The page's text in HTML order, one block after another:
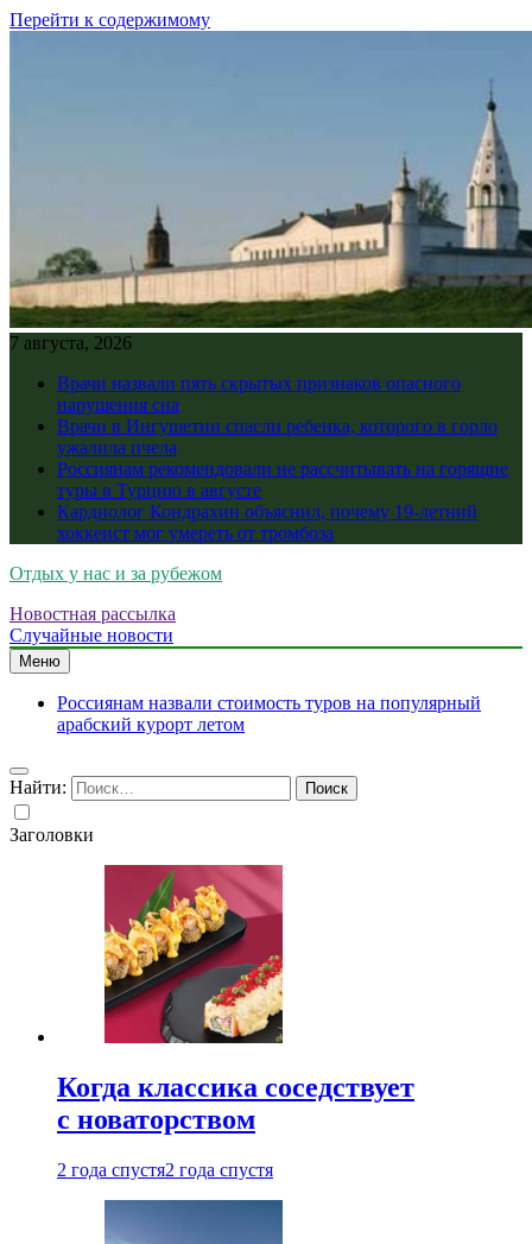
Перейти к содержимому
7 августа, 2026
Врачи назвали пять скрытых признаков опасного
нарушения сна
Врачи в Ингушетии спасли ребенка, которого в горло
ужалила пчела
Россиянам рекомендовали не рассчитывать на горящие
туры в Турцию в августе
Кардиолог Кондрахин объяснил, почему 19-летний
хоккеист мог умереть от тромбоза
Отдых у нас и за рубежом
Новостная рассылка
Случайные новости
Меню
Россиянам назвали стоимость туров на популярный
арабский курорт летом
Найти:
Заголовки
Когда классика соседствует
с новаторством
2 года спустя2 года спустя